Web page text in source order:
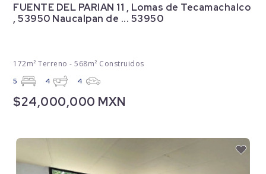
FUENTE DEL PARIAN 11 , Lomas de Tecamachalco
, 53950 Naucalpan de ... 53950
172m² Terreno - 568m² Construidos
5 4 4
$24,000,000 MXN